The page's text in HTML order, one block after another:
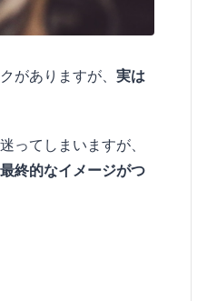
がありますが、 実は
ってしまいますが、
終的なイメージがつ